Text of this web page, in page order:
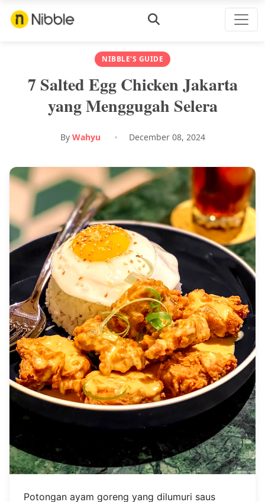
NIBBLE'S GUIDE
7 Salted Egg Chicken Jakarta
yang Menggugah Selera
By Wahyu December 08, 2024
Potongan ayam goreng yang dilumuri saus